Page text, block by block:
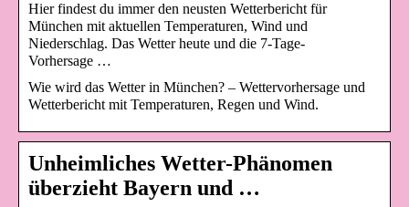
Hier findest du immer den neusten Wetterbericht für
München mit aktuellen Temperaturen, Wind und
Niederschlag. Das Wetter heute und die 7-Tage-
Vorhersage …
Wie wird das Wetter in München? – Wettervorhersage und
Wetterbericht mit Temperaturen, Regen und Wind.
Unheimliches Wetter-Phänomen
überzieht Bayern und …